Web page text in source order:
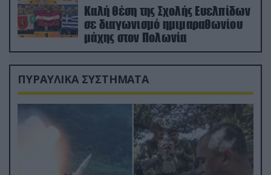
Καλή θέση της Σχολής Ευελπίδων
σε διαγωνισμό ημιμαραθωνίου
μάχης στον Πολωνία
ΠΥΡΑΥΛΙΚΑ ΣΥΣΤΗΜΑΤΑ